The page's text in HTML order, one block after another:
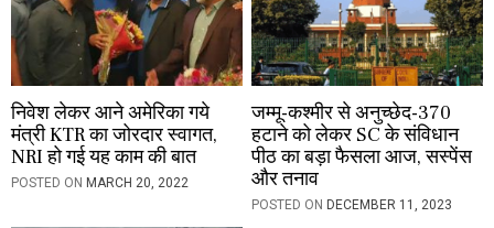
निवेश लेकर आने अमेरिका गये
मंत्री KTR का जोरदार स्वागत,
NRI हो गई यह काम की बात
POSTED ON MARCH 20, 2022
जम्मू-कश्मीर से अनुच्छेद-370
हटाने को लेकर SC के संविधान
पीठ का बड़ा फैसला आज, सस्पेंस
और तनाव
POSTED ON DECEMBER 11, 2023